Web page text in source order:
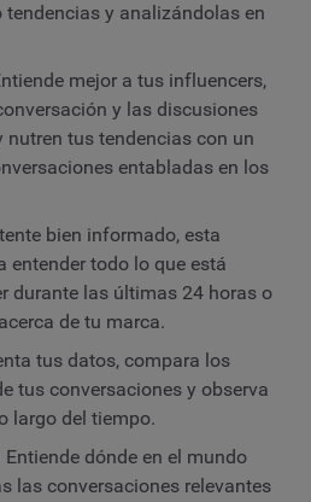
tendencias y analizándolas en
mejor a tus influencers,
y las discusiones
nutren tus tendencias con un
entabladas en los
bien informado, esta
entender todo lo que está
durante las últimas 24 horas o
de tu marca.
tus datos, compara los
tus conversaciones y observa
largo del tiempo.
Entiende dónde en el mundo
las conversaciones relevantes